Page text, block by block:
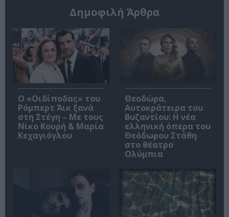
Δημοφιλή Άρθρα
O «Οιδίποδας» του
Ρόμπερτ Άικ ξανά
στη Στέγη – Με τους
Νίκο Κουρή & Μαρία
Κεχαγιόγλου
Θεοδώρα,
Αυτοκράτειρα του
Βυζαντίου: Η νέα
ελληνική όπερα του
Θεόδωρου Στάθη
στο θέατρο
Ολύμπια